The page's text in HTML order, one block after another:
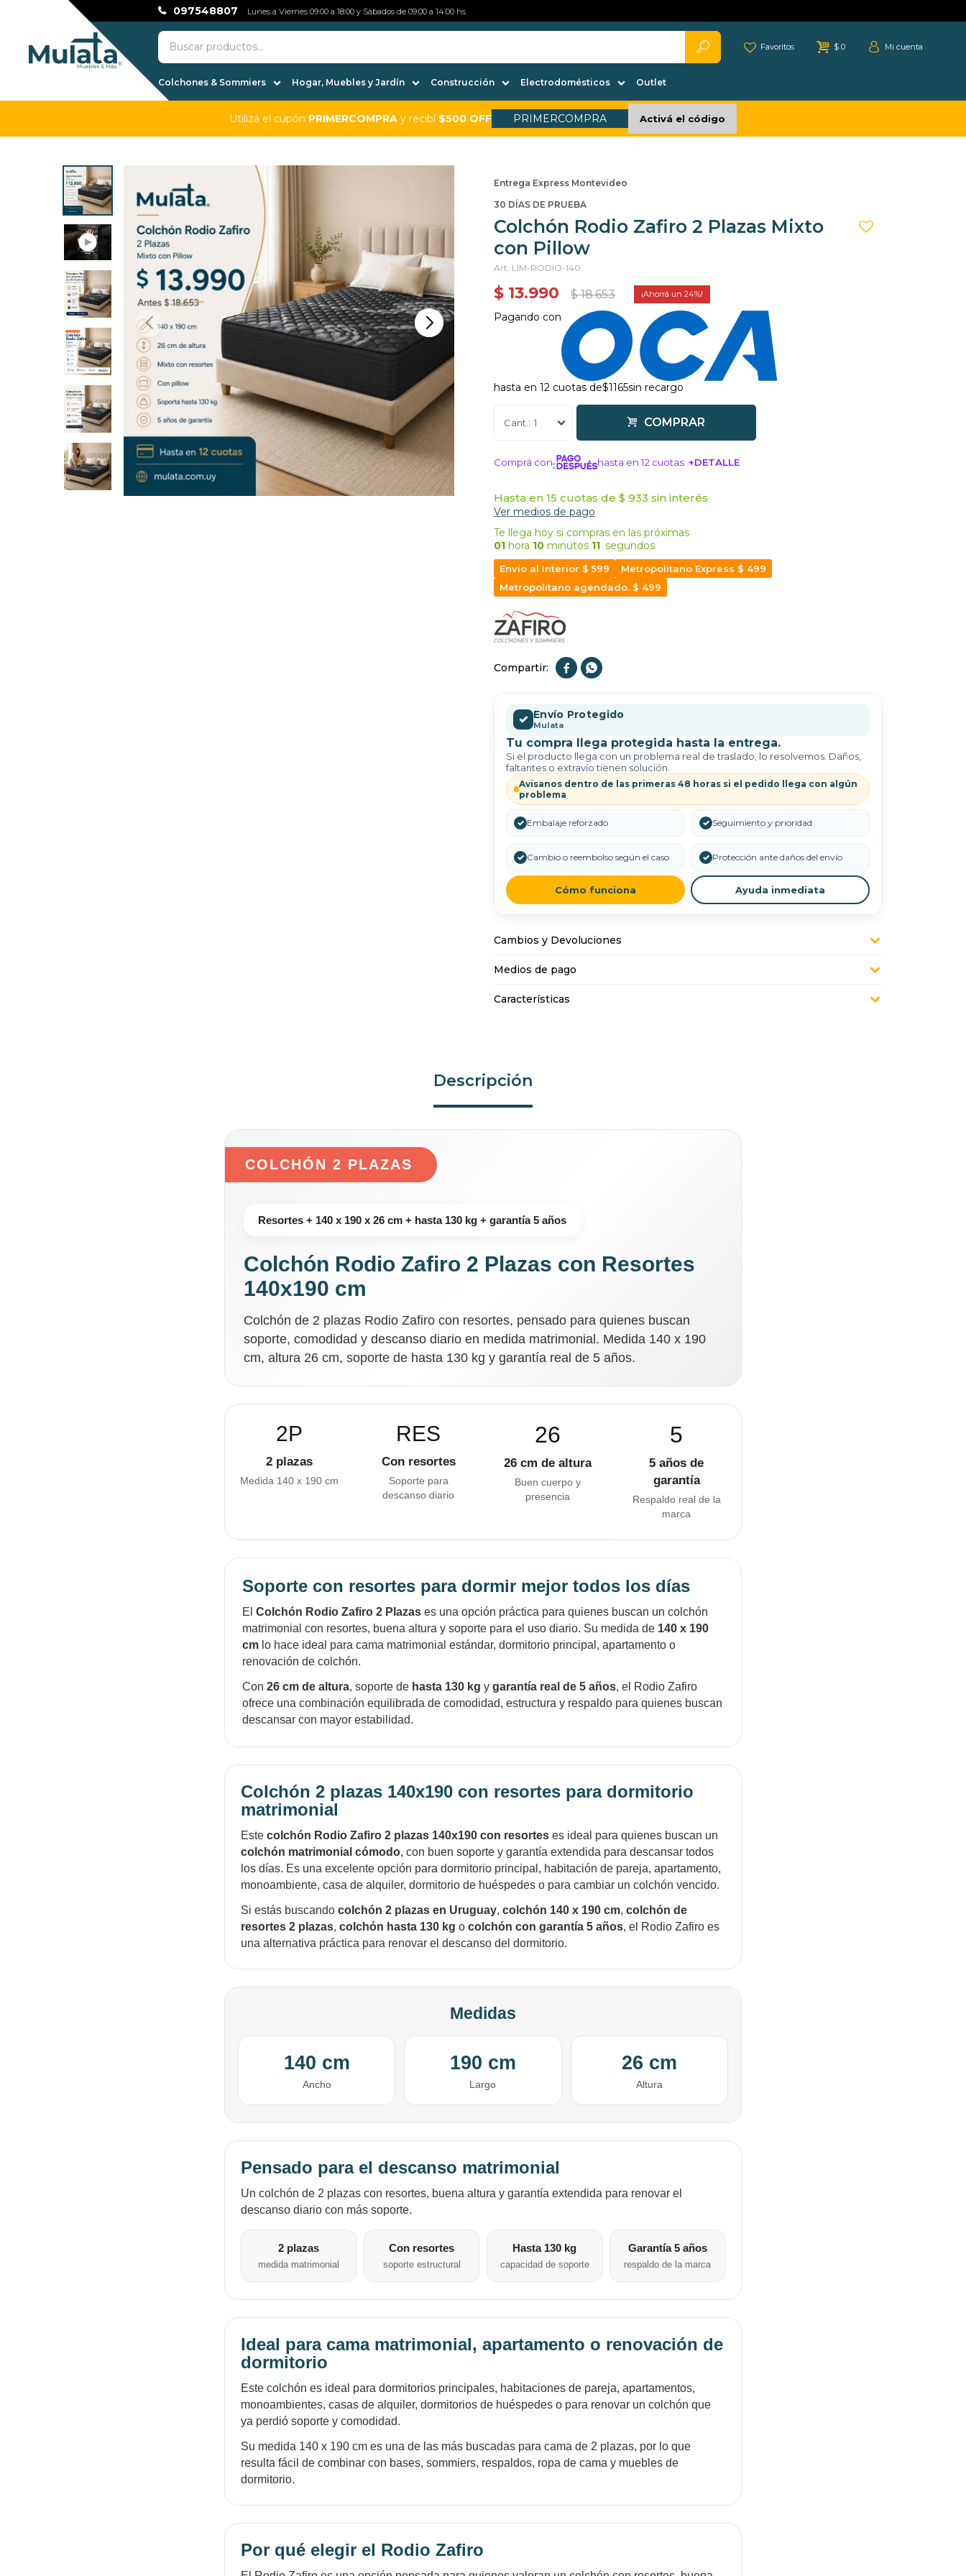
Colchones & Sommiers Hogar, Muebles y Jardín Construcción Electrodomésticos Outlet
$ 0
Favoritos
097548807 Lunes a Viernes 09:00 a 18:00 y Sábados de 09:00 a 14:00 hs
Utilizá el cupón PRIMERCOMPRA y recibí $500 OFF PRIMERCOMPRA Activá el código
Entrega Express Montevideo
30 DÍAS DE PRUEBA
Colchón Rodio Zafiro 2 Plazas Mixto
con Pillow
LIM-RODIO-140
$ 13.990 $ 18.653 24
Pagando con
hasta en 12 cuotas de$1165sin recargo
COMPRAR
1
Comprá con hasta en 12 cuotas +DETALLE
¡ME INTERESA!
Hasta en 15 cuotas de $ 933 sin interés
Ver medios de pago
Te llega hoy si compras en las próximas
01 hora 10 minutos 10 segundos
Envio al Interior $ 599
Metropolitano Express $ 499
Metropolitano agendado. $ 499
 
✓ Envío Protegido
Mulata
Tu compra llega protegida hasta la entrega.
Si el producto llega con un problema real de traslado, lo resolvemos. Daños,
faltantes o extravío tienen solución.
Avisanos dentro de las primeras 48 horas si el pedido llega con algún
problema
✓ Embalaje reforzado ✓ Seguimiento y prioridad
✓ Cambio o reembolso según el caso ✓ Protección ante daños del envío
Cómo funciona Ayuda inmediata
Cambios y Devoluciones
Medios de pago
Características
Descripción
COLCHÓN 2 PLAZAS
Resortes + 140 x 190 x 26 cm + hasta 130 kg + garantía 5 años
Colchón Rodio Zafiro 2 Plazas con Resortes
140x190 cm
Colchón de 2 plazas Rodio Zafiro con resortes, pensado para quienes buscan
soporte, comodidad y descanso diario en medida matrimonial. Medida 140 x 190
cm, altura 26 cm, soporte de hasta 130 kg y garantía real de 5 años.
2P
2 plazas
Medida 140 x 190 cm
RES
Con resortes
Soporte para
descanso diario
26
26 cm de altura
Buen cuerpo y
presencia
5
5 años de
garantía
Respaldo real de la
marca
Soporte con resortes para dormir mejor todos los días
El Colchón Rodio Zafiro 2 Plazas es una opción práctica para quienes buscan un colchón
matrimonial con resortes, buena altura y soporte para el uso diario. Su medida de 140 x 190
cm lo hace ideal para cama matrimonial estándar, dormitorio principal, apartamento o
renovación de colchón.
Con 26 cm de altura, soporte de hasta 130 kg y garantía real de 5 años, el Rodio Zafiro
ofrece una combinación equilibrada de comodidad, estructura y respaldo para quienes buscan
descansar con mayor estabilidad.
Colchón 2 plazas 140x190 con resortes para dormitorio
matrimonial
Este colchón Rodio Zafiro 2 plazas 140x190 con resortes es ideal para quienes buscan un
colchón matrimonial cómodo, con buen soporte y garantía extendida para descansar todos
los días. Es una excelente opción para dormitorio principal, habitación de pareja, apartamento,
monoambiente, casa de alquiler, dormitorio de huéspedes o para cambiar un colchón vencido.
Si estás buscando colchón 2 plazas en Uruguay, colchón 140 x 190 cm, colchón de
resortes 2 plazas, colchón hasta 130 kg o colchón con garantía 5 años, el Rodio Zafiro es
una alternativa práctica para renovar el descanso del dormitorio.
Medidas
140 cm
Ancho
190 cm
Largo
26 cm
Altura
Pensado para el descanso matrimonial
Un colchón de 2 plazas con resortes, buena altura y garantía extendida para renovar el
descanso diario con más soporte.
2 plazas
medida matrimonial
Con resortes
soporte estructural
Hasta 130 kg
capacidad de soporte
Garantía 5 años
respaldo de la marca
Ideal para cama matrimonial, apartamento o renovación de
dormitorio
Este colchón es ideal para dormitorios principales, habitaciones de pareja, apartamentos,
monoambientes, casas de alquiler, dormitorios de huéspedes o para renovar un colchón que
ya perdió soporte y comodidad.
Su medida 140 x 190 cm es una de las más buscadas para cama de 2 plazas, por lo que
resulta fácil de combinar con bases, sommiers, respaldos, ropa de cama y muebles de
dormitorio.
Por qué elegir el Rodio Zafiro
Comprá ahora y Pagá
Después, hasta en 12
cuotas y sin tocar tu
tarjeta de crédito
¡Sumate a la forma más ágil de
12 cuotas * ¡Solo con tu cédula!
Verifica si estás calificado para comprar con
Pago Después:
Cédula de identidad
Celular
Fecha de nacimiento
Estás calificado para comprar usando Pago
Después.
¡Tenés hasta
para comprar en las cuotas que
prefieras!
Elegí Pago Después como metodo de pago
* sujeto a aprobación crediticia. El monto disponible
Ups!
Parece que no tenes oferta, lamentamos
el inconveniente, por cualquier duda
¡Algo salió mal!
Por favor intenta nuevamente mas tarde.